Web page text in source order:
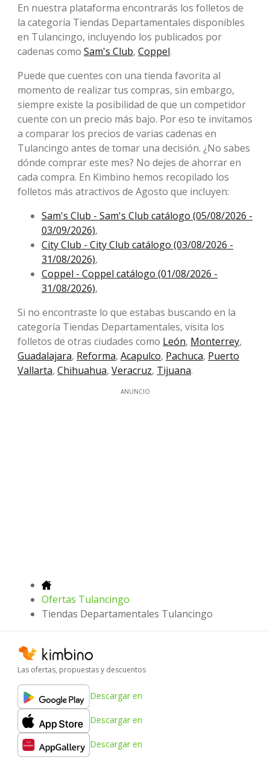
En nuestra plataforma encontrarás los folletos de
la categoría Tiendas Departamentales disponibles
en Tulancingo, incluyendo los publicados por
cadenas como Sam's Club, Coppel.
Puede que cuentes con una tienda favorita al
momento de realizar tus compras, sin embargo,
siempre existe la posibilidad de que un competidor
cuente con un precio más bajo. Por eso te invitamos
a comparar los precios de varias cadenas en
Tulancingo antes de tomar una decisión. ¿No sabes
dónde comprar este mes? No dejes de ahorrar en
cada compra. En Kimbino hemos recopilado los
folletos más atractivos de Agosto que incluyen:
Sam's Club - Sam's Club catálogo (05/08/2026 -
03/09/2026),
City Club - City Club catálogo (03/08/2026 -
31/08/2026),
Coppel - Coppel catálogo (01/08/2026 -
31/08/2026),
Si no encontraste lo que estabas buscando en la
categoría Tiendas Departamentales, visita los
folletos de otras ciudades como León, Monterrey,
Guadalajara, Reforma, Acapulco, Pachuca, Puerto
Vallarta, Chihuahua, Veracruz, Tijuana.
ANUNCIO
Ofertas Tulancingo
Tiendas Departamentales Tulancingo
Las ofertas, propuestas y descuentos
Descargar en
Descargar en
Descargar en